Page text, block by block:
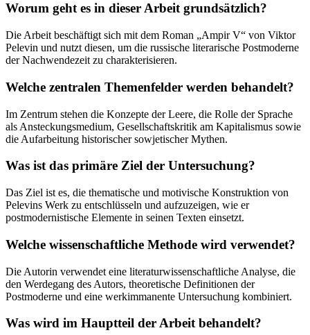
Worum geht es in dieser Arbeit grundsätzlich?
Die Arbeit beschäftigt sich mit dem Roman „Ampir V“ von Viktor
Pelevin und nutzt diesen, um die russische literarische Postmoderne
der Nachwendezeit zu charakterisieren.
Welche zentralen Themenfelder werden behandelt?
Im Zentrum stehen die Konzepte der Leere, die Rolle der Sprache
als Ansteckungsmedium, Gesellschaftskritik am Kapitalismus sowie
die Aufarbeitung historischer sowjetischer Mythen.
Was ist das primäre Ziel der Untersuchung?
Das Ziel ist es, die thematische und motivische Konstruktion von
Pelevins Werk zu entschlüsseln und aufzuzeigen, wie er
postmodernistische Elemente in seinen Texten einsetzt.
Welche wissenschaftliche Methode wird verwendet?
Die Autorin verwendet eine literaturwissenschaftliche Analyse, die
den Werdegang des Autors, theoretische Definitionen der
Postmoderne und eine werkimmanente Untersuchung kombiniert.
Was wird im Hauptteil der Arbeit behandelt?